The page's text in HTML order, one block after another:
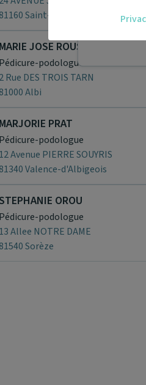
81160 Saint-Juéry
MARIE JOSE ROUSSY FOURES
Pédicure-podologue
2 Rue DES TROIS TARN
81000 Albi
MARJORIE PRAT
Pédicure-podologue
12 Avenue PIERRE SOUYRIS
81340 Valence-d'Albigeois
OROU
Pédicure-podologue
13 Allee NOTRE DAME
81540 Sorèze